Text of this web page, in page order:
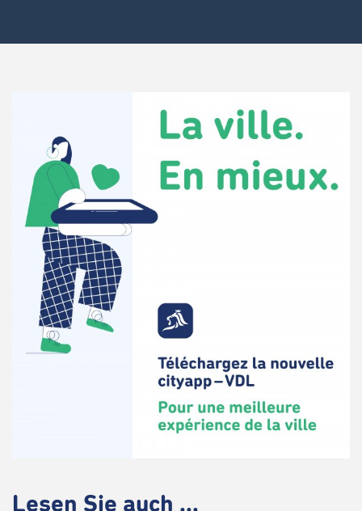
Lesen Sie auch ...